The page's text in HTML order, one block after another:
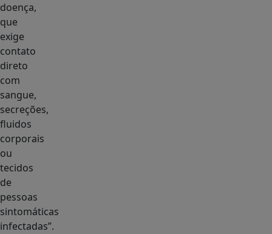
doença,
que
exige
contato
direto
com
sangue,
secreções,
fluidos
corporais
ou
tecidos
de
pessoas
sintomáticas
infectadas”.